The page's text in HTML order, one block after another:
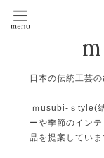
日本の伝統工芸
ｍusubi-ｓtyle(
ーや季節のイン
品を提案してい